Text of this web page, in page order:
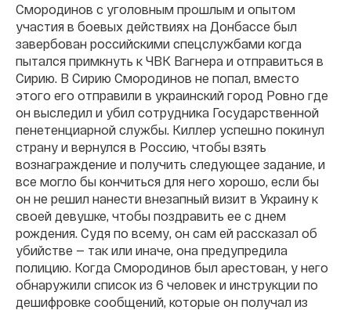
Смородинов с уголовным прошлым и опытом
участия в боевых действиях на Донбассе был
завербован российскими спецслужбами когда
пытался примкнуть к ЧВК Вагнера и отправиться в
Сирию. В Сирию Смородинов не попал, вместо
этого его отправили в украинский город Ровно где
он выследил и убил сотрудника Государственной
пенетенциарной службы. Киллер успешно покинул
страну и вернулся в Россию, чтобы взять
вознаграждение и получить следующее задание, и
все могло бы кончиться для него хорошо, если бы
он не решил нанести внезапный визит в Украину к
своей девушке, чтобы поздравить ее с днем
рождения. Судя по всему, он сам ей рассказал об
убийстве — так или иначе, она предупредила
полицию. Когда Смородинов был арестован, у него
обнаружили список из 6 человек и инструкции по
дешифровке сообщений, которые он получал из